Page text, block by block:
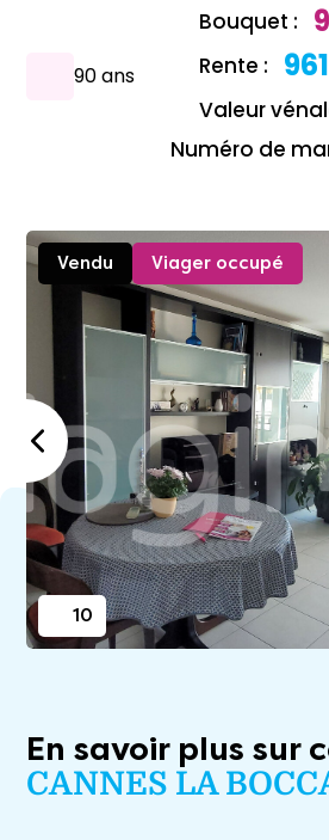
90 ans
Bouquet :
Rente :
Valeur
Numéro de
Vendu Viager occupé
10
En savoir plus sur
CANNES LA